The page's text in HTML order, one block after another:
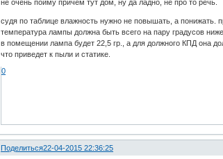
не очень пойму причем тут дом, ну да ладно, не про то речь.
судя по таблице влажность нужно не повышать, а понижать.
температура лампы должна быть всего на пару градусов
в помещении лампа будет 22,5 гр., а для должного КПД она
что приведет к пыли и статике.
0
Поделиться22-04-2015 22:36:25